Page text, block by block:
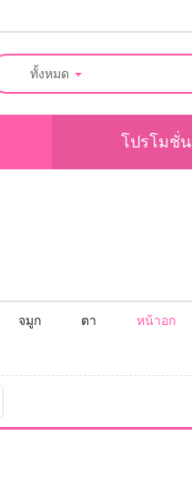
ทั้งหมด
โปรโมชั่น
จมูก ตา หน้าอก